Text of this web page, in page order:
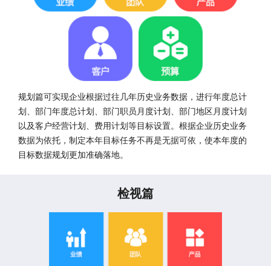
规划篇可实现企业根据过往几年历史业务数据，进行年度总计
划、部门年度总计划、部门职员月度计划、部门地区月度计划
以及客户经营计划、费用计划等目标设置。根据企业历史业务
数据为依托，制定本年目标任务不再是无据可依，使本年度的
目标数据规划更加准确落地。
检视篇